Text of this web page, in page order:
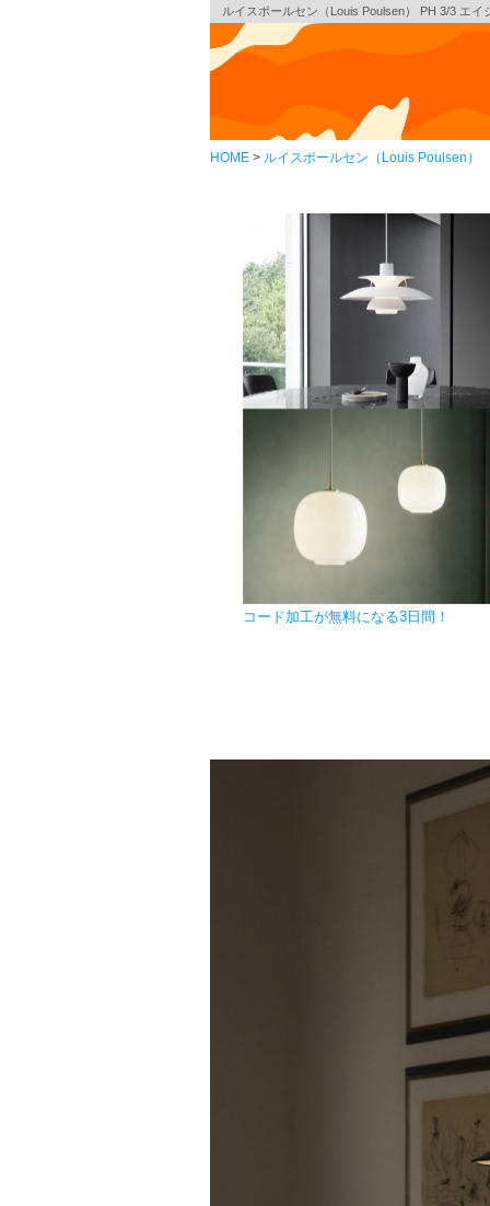
ルイスポールセン（Louis Poulsen） PH 3/3 エ
HOME ルイスポールセン（Louis Poulsen）
コード加工が無料になる3日間！